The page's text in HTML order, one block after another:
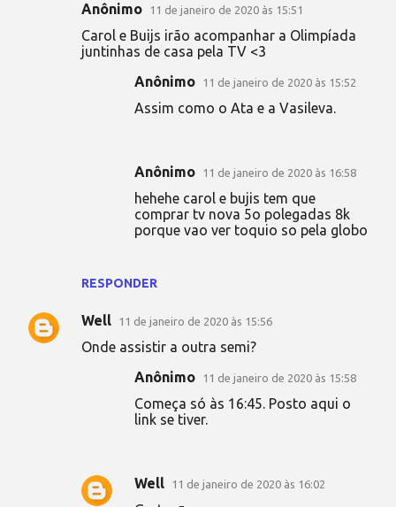
Anônimo 11 de janeiro de 2020 às 15:51
Carol e Buijs irão acompanhar a Olimpíada
juntinhas de casa pela TV <3
RESPONDER
Anônimo 11 de janeiro de 2020 às 15:52
Assim como o Ata e a Vasileva.
Anônimo 11 de janeiro de 2020 às 16:58
hehehe carol e bujis tem que
comprar tv nova 5o polegadas 8k
porque vao ver toquio so pela globo
Well 11 de janeiro de 2020 às 15:56
Onde assistir a outra semi?
Anônimo
11 de janeiro de 2020 às 15:58
Começa só às 16:45. Posto aqui o
link se tiver.
Well 11 de janeiro de 2020 às 16:02